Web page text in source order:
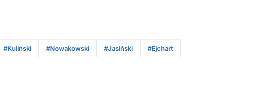
#Kuliński #Nowakowski #Jasiński #Ejchart